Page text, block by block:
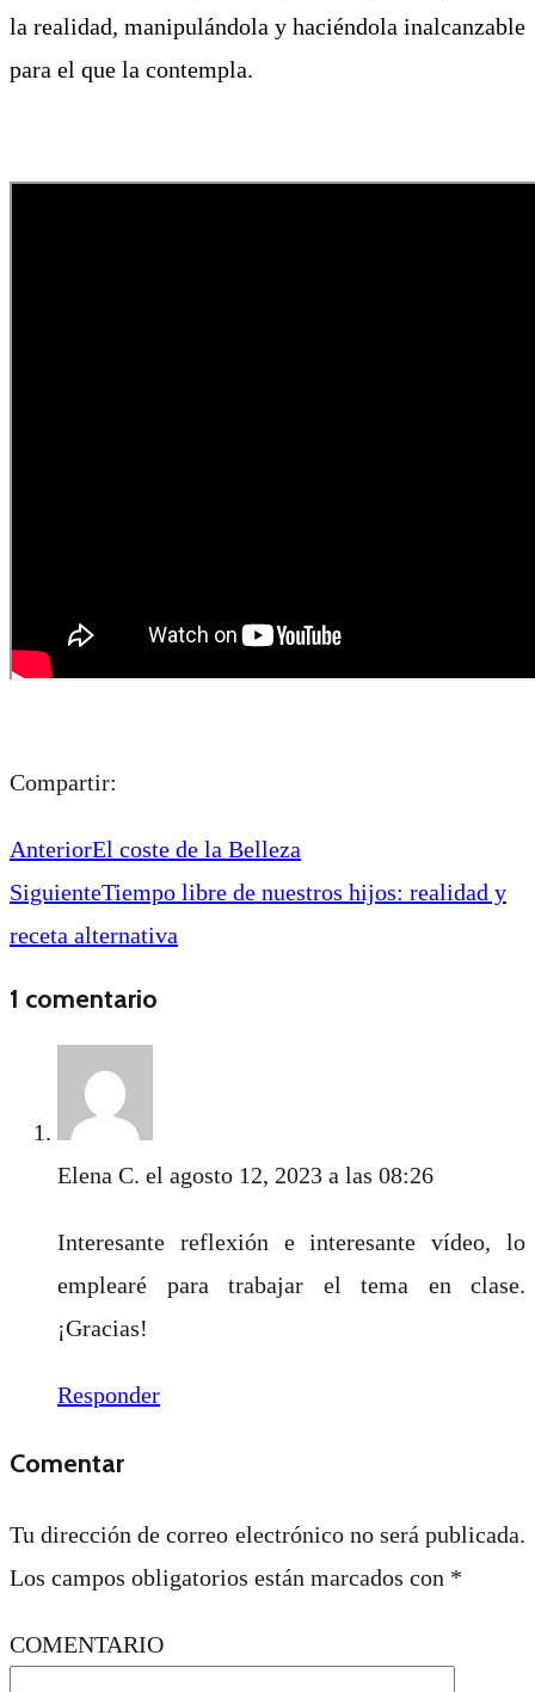
la realidad, manipulándola y haciéndola inalcanzable
para el que la contempla.
Compartir:
AnteriorEl coste de la Belleza
SiguienteTiempo libre de nuestros hijos: realidad y
receta alternativa
1 comentario
Elena C. el agosto 12, 2023 a las 08:26
Interesante reflexión e interesante vídeo, lo
emplearé para trabajar el tema en clase.
¡Gracias!
Responder
Comentar
Tu dirección de correo electrónico no será publicada.
Los campos obligatorios están marcados con *
COMENTARIO